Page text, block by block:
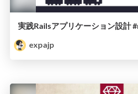
expajp